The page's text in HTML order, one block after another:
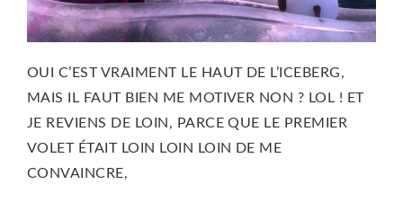
OUI C’EST VRAIMENT LE HAUT DE L’ICEBERG,
MAIS IL FAUT BIEN ME MOTIVER NON ? LOL ! ET
JE REVIENS DE LOIN, PARCE QUE LE PREMIER
VOLET ÉTAIT LOIN LOIN LOIN DE ME
CONVAINCRE,